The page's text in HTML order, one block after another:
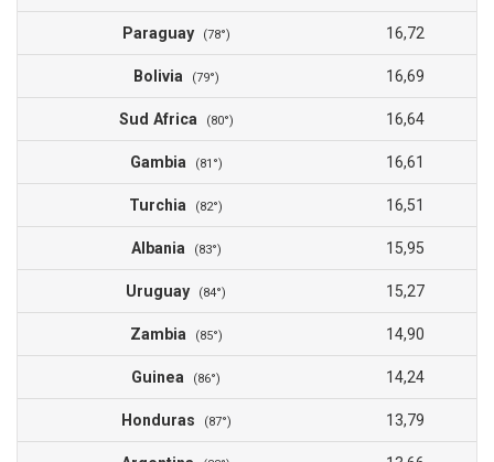
Paraguay (78°) 16,72
Bolivia (79°) 16,69
Sud Africa (80°) 16,64
Gambia (81°) 16,61
Turchia (82°) 16,51
Albania (83°) 15,95
Uruguay (84°) 15,27
Zambia (85°) 14,90
Guinea (86°) 14,24
Honduras (87°) 13,79